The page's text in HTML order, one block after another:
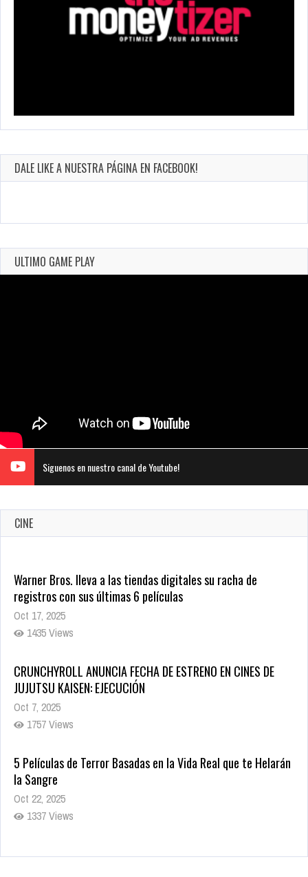
DALE LIKE A NUESTRA PÁGINA EN FACEBOOK!
ULTIMO GAME PLAY
Siguenos en nuestro canal de Youtube!
CINE
Warner Bros. lleva a las tiendas digitales su racha de
registros con sus últimas 6 películas
Oct 17, 2025
1435 Views
CRUNCHYROLL ANUNCIA FECHA DE ESTRENO EN CINES DE
JUJUTSU KAISEN: EJECUCIÓN
Oct 7, 2025
1757 Views
5 Películas de Terror Basadas en la Vida Real que te Helarán
la Sangre
Oct 22, 2025
1337 Views
Revive el terror: El conjuro 4: Últimos ritos ya está disponible